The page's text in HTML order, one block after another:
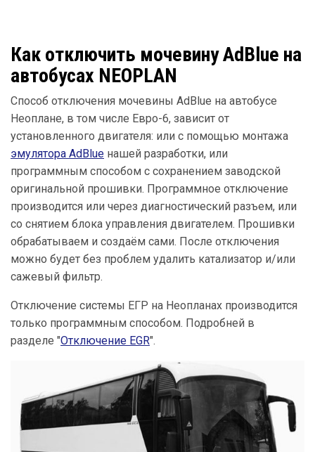
Как отключить мочевину AdBlue на
автобусах NEOPLAN
Способ отключения мочевины AdBlue на автобусе
Неоплане, в том числе Евро-6, зависит от
установленного двигателя: или с помощью монтажа
эмулятора AdBlue нашей разработки, или
программным способом с сохранением заводской
оригинальной прошивки. Программное отключение
производится или через диагностический разъем, или
со снятием блока управления двигателем. Прошивки
обрабатываем и создаём сами. После отключения
можно будет без проблем удалить катализатор и/или
сажевый фильтр.
Отключение системы ЕГР на Неопланах производится
только программным способом. Подробней в
разделе "Отключение EGR".